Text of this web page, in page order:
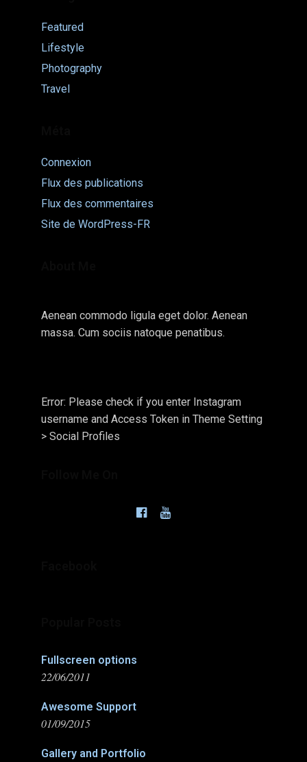
Featured
Lifestyle
Photography
Travel
Connexion
Flux des publications
Flux des commentaires
Site de WordPress-FR
Aenean commodo ligula eget dolor. Aenean
massa. Cum sociis natoque penatibus.
Error: Please check if you enter Instagram
username and Access Token in Theme Setting
> Social Profiles
Fullscreen options
22/06/2011
Awesome Support
01/09/2015
Gallery and Portfolio